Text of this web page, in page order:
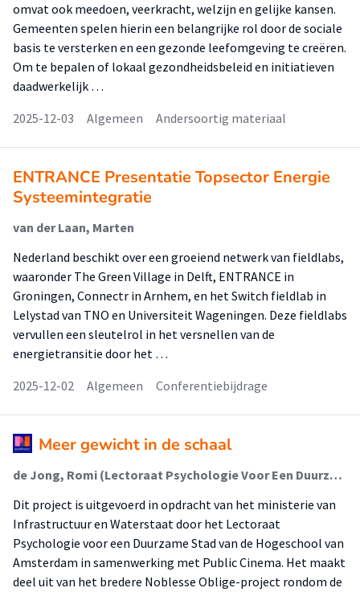
omvat ook meedoen, veerkracht, welzijn en gelijke kansen.
Gemeenten spelen hierin een belangrijke rol door de sociale
basis te versterken en een gezonde leefomgeving te creëren.
Om te bepalen of lokaal gezondheidsbeleid en initiatieven
daadwerkelijk …
2025-12-03
Algemeen Andersoortig materiaal
ENTRANCE Presentatie Topsector Energie
Systeemintegratie
van der Laan, Marten
Nederland beschikt over een groeiend netwerk van fieldlabs,
waaronder The Green Village in Delft, ENTRANCE in
Groningen, Connectr in Arnhem, en het Switch fieldlab in
Lelystad van TNO en Universiteit Wageningen. Deze fieldlabs
vervullen een sleutelrol in het versnellen van de
energietransitie door het …
2025-12-02
Algemeen Conferentiebijdrage
Meer gewicht in de schaal
de Jong, Romi (Lectoraat Psychologie Voor Een Duurzame Stad); Benoist, Nico; Bredenoort, Danique (Lectoraat Psychologie Voor Een Duurzame Stad); Vermeer, Willemijn (Lectoraat Psychologie Voor Een Duurzame Stad); Renes, Reint Jan (Lectoraat Psychologie Voor Een Duurzame Stad); Schermer, Nicolien; Kasbergen, Thijs; Snel, Senna; Friedrichs, Senne; Dieren, Esther van; Kindermann, Marie; Houten, Nena van; Hermans, Esmee; Semin, Tess; Förster, Damian
Dit project is uitgevoerd in opdracht van het ministerie van
Infrastructuur en Waterstaat door het Lectoraat
Psychologie voor een Duurzame Stad van de Hogeschool van
Amsterdam in samenwerking met Public Cinema. Het maakt
deel uit van het bredere Noblesse Oblige-project rondom de